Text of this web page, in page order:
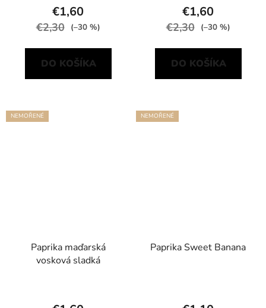
€1,60
€2,30 (–30 %)
DO KOŠÍKA
€1,60
€2,30 (–30 %)
DO KOŠÍKA
NEMOŘENÉ
Paprika maďarská
vosková sladká
NEMOŘENÉ
Paprika Sweet Banana